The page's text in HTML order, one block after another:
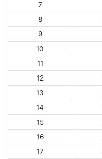
7
8
9
10
11
12
13
14
15
16
17